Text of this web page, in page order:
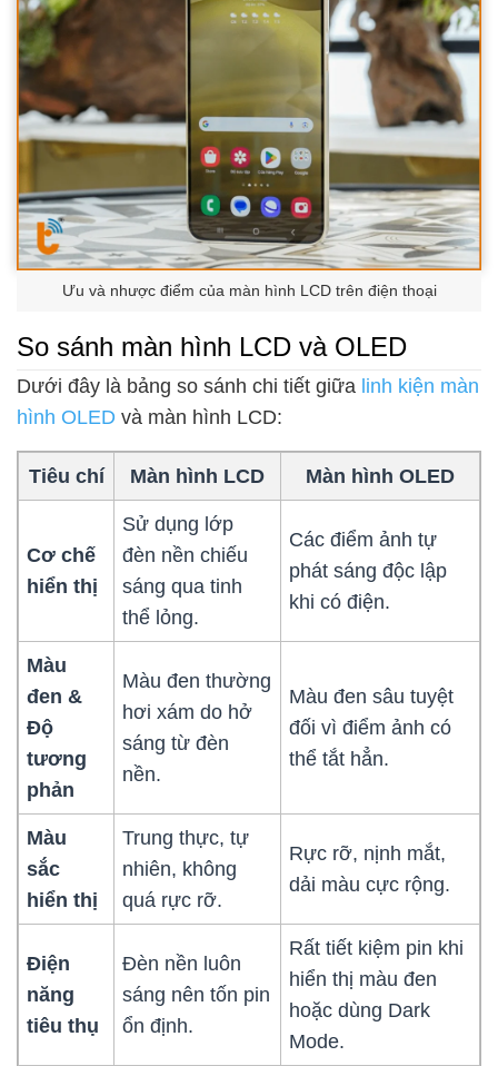
Ưu và nhược điểm của màn hình LCD trên điện thoại
So sánh màn hình LCD và OLED
Dưới đây là bảng so sánh chi tiết giữa linh kiện màn
hình OLED và màn hình LCD:
Tiêu chí Màn hình LCD Màn hình OLED
Cơ chế
hiển thị
Sử dụng lớp
đèn nền chiếu
sáng qua tinh
thể lỏng.
Các điểm ảnh tự
phát sáng độc lập
khi có điện.
Màu
đen &
Độ
tương
phản
Màu đen thường
hơi xám do hở
sáng từ đèn
nền.
Màu đen sâu tuyệt
đối vì điểm ảnh có
thể tắt hẳn.
Màu
sắc
hiển thị
Trung thực, tự
nhiên, không
quá rực rỡ.
Rực rỡ, nịnh mắt,
dải màu cực rộng.
Điện
năng
tiêu thụ
Đèn nền luôn
sáng nên tốn pin
ổn định.
Rất tiết kiệm pin khi
hiển thị màu đen
hoặc dùng Dark
Mode.